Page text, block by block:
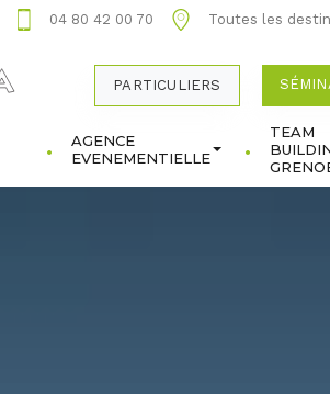
04 80 42 00 70 Toutes les
PARTICULIERS
AGENCE
EVENEMENTIELLE
TEAM